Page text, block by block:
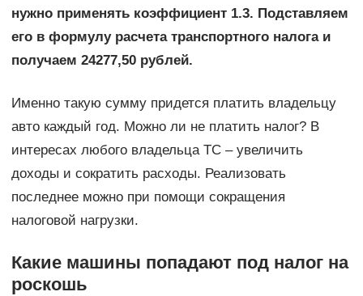
нужно применять коэффициент 1.3. Подставляем
его в формулу расчета транспортного налога и
получаем 24277,50 рублей.
Именно такую сумму придется платить владельцу
авто каждый год. Можно ли не платить налог? В
интересах любого владельца ТС – увеличить
доходы и сократить расходы. Реализовать
последнее можно при помощи сокращения
налоговой нагрузки.
Какие машины попадают под налог на
роскошь